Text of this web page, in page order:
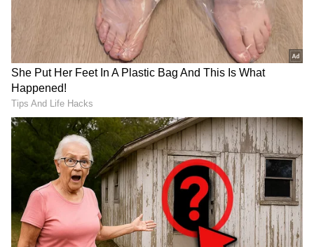
RECOMMENDED STORIES
ಖಾಲಿ ಬಾಟಲಿ ಬಿಸಾಡಬೇಡಿ! 5
ನಿಮಿಷದಲ್ಲಿ ಮಾಡಿ ಜೇಡರಬಲೆ
ಓಡಿಸೋ ಪೊರಕೆ; ಶೂನ್ಯ
ಬಂಡವಾಳ ಲೈಫ್‌ಟೈಮ್ ಪ್ರಾಡಕ್ಟ್!
ಅಡುಗೆ ಮನೆ, ಬಾತ್​ರೂಮ್​
ಸಿಂಕ್, ಡ್ರೈನ್​​ ಕಟ್ಟಿಹೋಗಿದ್ಯಾ?
ಪ್ಲಂಬರ್​ ​ ಕರೆಯೋ ಮೊದಲು
ನೀವೇ ಮಾಡಿ ಈ ಉಪಾಯ